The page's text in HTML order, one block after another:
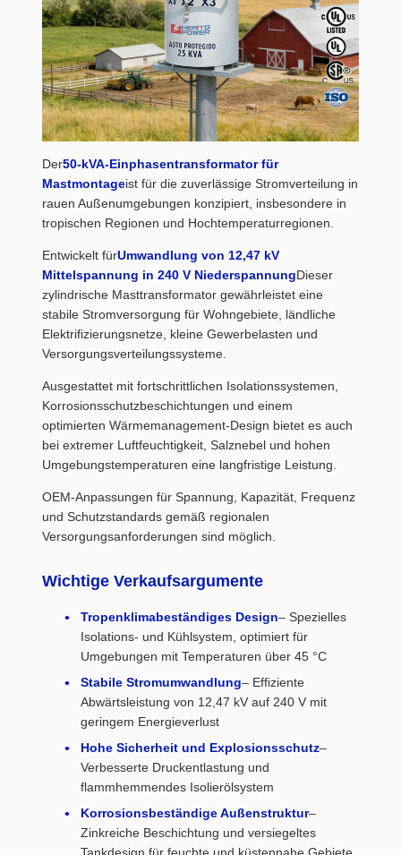
Der50-kVA-Einphasentransformator für
Mastmontageist für die zuverlässige Stromverteilung in
rauen Außenumgebungen konzipiert, insbesondere in
tropischen Regionen und Hochtemperaturregionen.
Entwickelt fürUmwandlung von 12,47 kV
Mittelspannung in 240 V NiederspannungDieser
zylindrische Masttransformator gewährleistet eine
stabile Stromversorgung für Wohngebiete, ländliche
Elektrifizierungsnetze, kleine Gewerbelasten und
Versorgungsverteilungssysteme.
Ausgestattet mit fortschrittlichen Isolationssystemen,
Korrosionsschutzbeschichtungen und einem
optimierten Wärmemanagement-Design bietet es auch
bei extremer Luftfeuchtigkeit, Salznebel und hohen
Umgebungstemperaturen eine langfristige Leistung.
OEM-Anpassungen für Spannung, Kapazität, Frequenz
und Schutzstandards gemäß regionalen
Versorgungsanforderungen sind möglich.
Wichtige Verkaufsargumente
Tropenklimabeständiges Design– Spezielles
Isolations- und Kühlsystem, optimiert für
Umgebungen mit Temperaturen über 45 °C
Stabile Stromumwandlung– Effiziente
Abwärtsleistung von 12,47 kV auf 240 V mit
geringem Energieverlust
Hohe Sicherheit und Explosionsschutz–
Verbesserte Druckentlastung und
flammhemmendes Isolierölsystem
Korrosionsbeständige Außenstruktur–
Zinkreiche Beschichtung und versiegeltes